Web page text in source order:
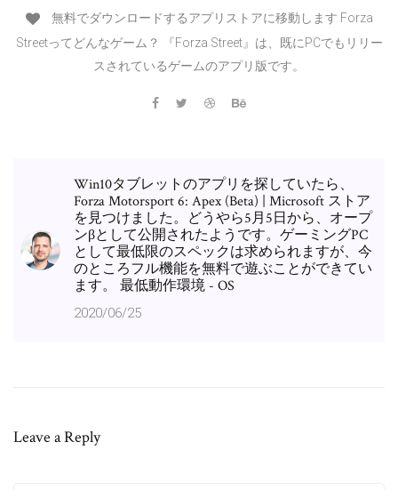
無料でダウンロードするアプリストアに移動します Forza
Streetってどんなゲーム？ 『Forza Street』は、既にPCでもリリー
スされているゲームのアプリ版です。
Win10タブレットのアプリを探していたら、
Forza Motorsport 6: Apex (Beta) | Microsoft ストア
を見つけました。どうやら5月5日から、オープ
ンβとして公開されたようです。ゲーミングPC
として最低限のスペックは求められますが、今
のところフル機能を無料で遊ぶことができてい
ます。 最低動作環境 - OS
2020/06/25
Leave a Reply